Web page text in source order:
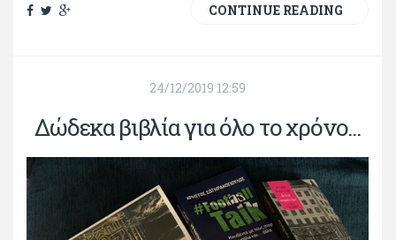
CONTINUE READING
24/12/2019 12:59
Δώδεκα βιβλία για όλο το χρόνο...